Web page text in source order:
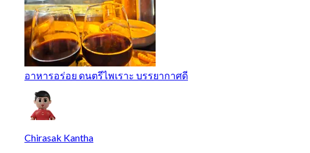
อาหารอร่อย ดนตรีไพเราะ บรรยากาศดี
Chirasak Kantha